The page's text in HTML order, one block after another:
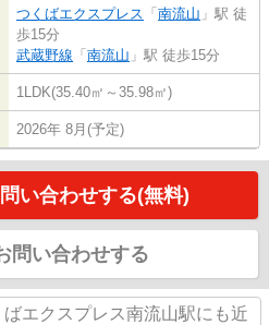
つくばエクスプレス 「 南流山 」駅 徒
歩15分
武蔵野線 「 南流山 」駅 徒歩15分
1LDK(35.40㎡～35.98㎡)
2026年 8月(予定)
い合わせする(無料)
問い合わせする
エクスプレス南流山駅にも近